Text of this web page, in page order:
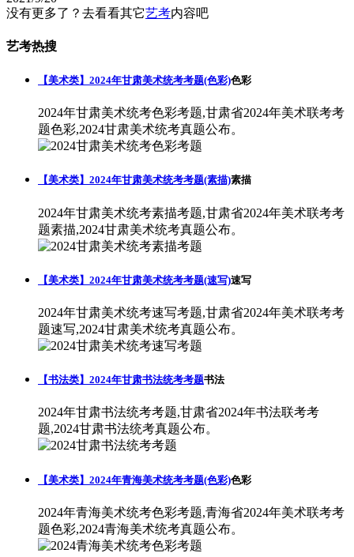
没有更多了？去看看其它艺考内容吧
艺考热搜
【美术类】2024年甘肃美术统考考题(色彩)色彩
2024年甘肃美术统考色彩考题,甘肃省2024年美术联考考
题色彩,2024甘肃美术统考真题公布。
【美术类】2024年甘肃美术统考考题(素描)素描
2024年甘肃美术统考素描考题,甘肃省2024年美术联考考
题素描,2024甘肃美术统考真题公布。
【美术类】2024年甘肃美术统考考题(速写)速写
2024年甘肃美术统考速写考题,甘肃省2024年美术联考考
题速写,2024甘肃美术统考真题公布。
【书法类】2024年甘肃书法统考考题书法
2024年甘肃书法统考考题,甘肃省2024年书法联考考
题,2024甘肃书法统考真题公布。
【美术类】2024年青海美术统考考题(色彩)色彩
2024年青海美术统考色彩考题,青海省2024年美术联考考
题色彩,2024青海美术统考真题公布。